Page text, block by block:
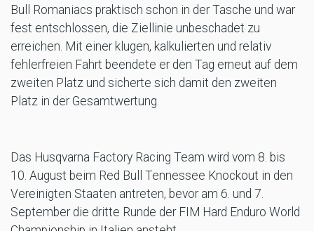
Bull Romaniacs praktisch schon in der Tasche und war
fest entschlossen, die Ziellinie unbeschadet zu
erreichen. Mit einer klugen, kalkulierten und relativ
fehlerfreien Fahrt beendete er den Tag erneut auf dem
zweiten Platz und sicherte sich damit den zweiten
Platz in der Gesamtwertung.
Das Husqvarna Factory Racing Team wird vom 8. bis
10. August beim Red Bull Tennessee Knockout in den
Vereinigten Staaten antreten, bevor am 6. und 7.
September die dritte Runde der FIM Hard Enduro World